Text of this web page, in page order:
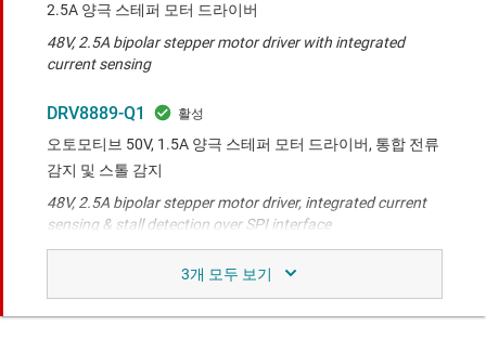
2.5A 양극 스테퍼 모터 드라이버
48V, 2.5A bipolar stepper motor driver with integrated
current sensing
DRV8889-Q1
오토모티브 50V, 1.5A 양극 스테퍼 모터 드라이버, 통합 전류
감지 및 스톨 감지
48V, 2.5A bipolar stepper motor driver, integrated current
sensing & stall detection over SPI interface
48V, 2.5A 양극 스테퍼 모터 드라이버, 통합 전류 감지 및 스